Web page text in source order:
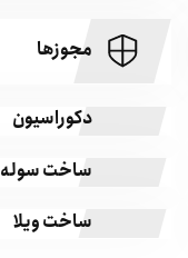
مجوزها
دکوراسیون
ساخت سوله
ساخت ویلا